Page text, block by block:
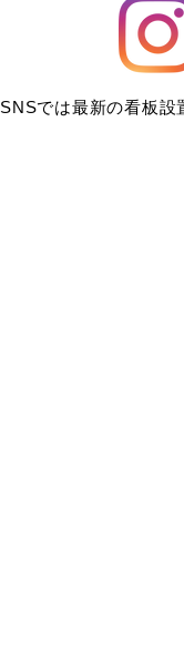
SNSでは最新の看板設